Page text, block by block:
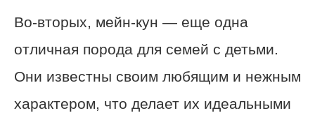
Во-вторых, мейн-кун — еще одна
отличная порода для семей с детьми.
Они известны своим любящим и нежным
характером, что делает их идеальными